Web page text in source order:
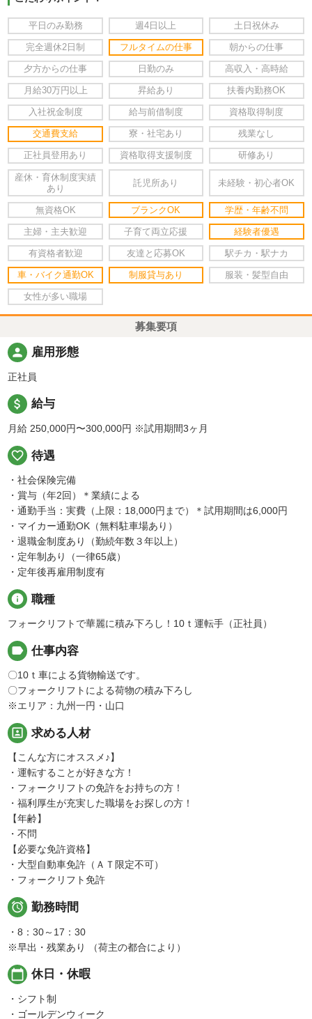
平日のみ勤務 週4日以上 土日祝休み
完全週休2日制 フルタイムの仕事 朝からの仕事
夕方からの仕事 日勤のみ 高収入・高時給
月給30万円以上 昇給あり 扶養内勤務OK
入社祝金制度 給与前借制度 資格取得制度
交通費支給 寮・社宅あり 残業なし
正社員登用あり 資格取得支援制度 研修あり
産休・育休制度実績
あり
託児所あり 未経験・初心者OK
無資格OK ブランクOK 学歴・年齢不問
主婦・主夫歓迎 子育て両立応援 経験者優遇
有資格者歓迎 友達と応募OK 駅チカ・駅ナカ
車・バイク通勤OK 制服貸与あり 服装・髪型自由
女性が多い職場
募集要項
person 雇用形態
正社員
attach_money 給与
月給 250,000円〜300,000円 ※試用期間3ヶ月
favorite_border 待遇
・社会保険完備
・賞与（年2回）＊業績による
・通勤手当：実費（上限：18,000円まで）＊試用期間は6,000円
・マイカー通勤OK（無料駐車場あり）
・退職金制度あり（勤続年数３年以上）
・定年制あり（一律65歳）
・定年後再雇用制度有
info 職種
フォークリフトで華麗に積み下ろし！10ｔ運転手（正社員）
label 仕事内容
〇10ｔ車による貨物輸送です。
〇フォークリフトによる荷物の積み下ろし
※エリア：九州一円・山口
portrait 求める人材
【こんな方にオススメ♪】
・運転することが好きな方！
・フォークリフトの免許をお持ちの方！
・福利厚生が充実した職場をお探しの方！
【年齢】
・不問
【必要な免許資格】
・大型自動車免許（ＡＴ限定不可）
・フォークリフト免許
 勤務時間
・8：30～17：30
※早出・残業あり （荷主の都合により）
calendar_today 休日・休暇
・シフト制
・ゴールデンウィーク